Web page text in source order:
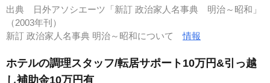
出典
日外アソシエーツ「新訂 政治家人名事典 明治～昭和」
（2003年刊）
新訂 政治家人名事典 明治～昭和について情報
ホテルの調理スタッフ/転居サポート10万円&引っ越
し補助金10万円有